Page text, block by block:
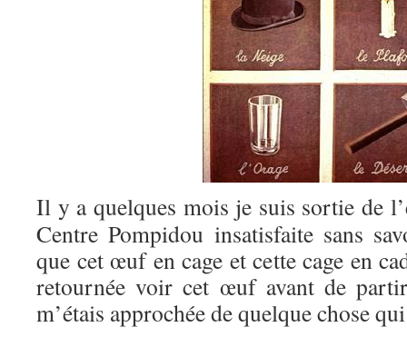
Il y a quelques mois je suis sortie de
Centre Pompidou insatisfaite sans
que cet œuf en cage et cette cage en
retournée voir cet œuf avant de
m’étais approchée de quelque chose